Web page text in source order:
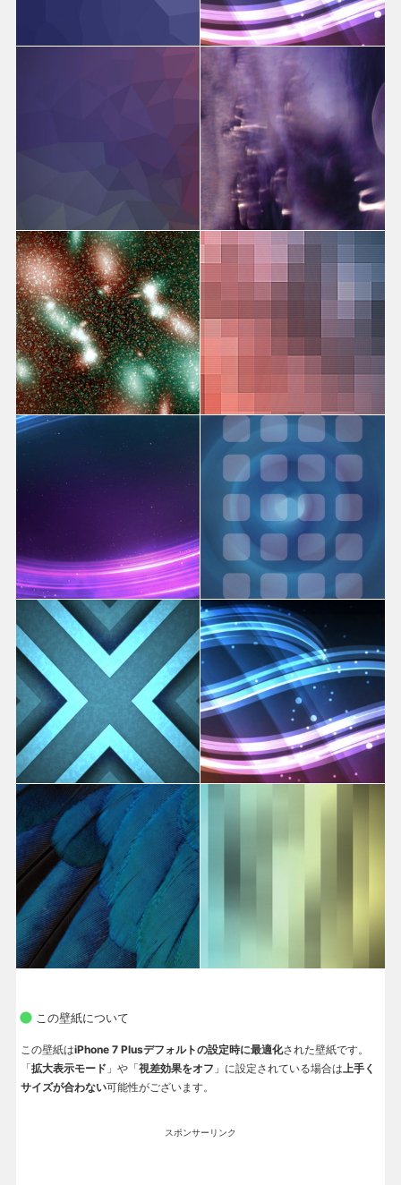
この壁紙について
この壁紙はiPhone 7 Plusデフォルトの設定時に最適化された壁紙です。
「拡大表示モード 」や「視差効果をオフ 」に設定されている場合は 上手く
サイズが合わない可能性がございます。
スポンサーリンク